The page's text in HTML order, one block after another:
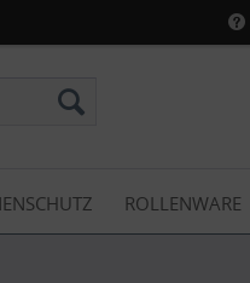
ROLLENWARE